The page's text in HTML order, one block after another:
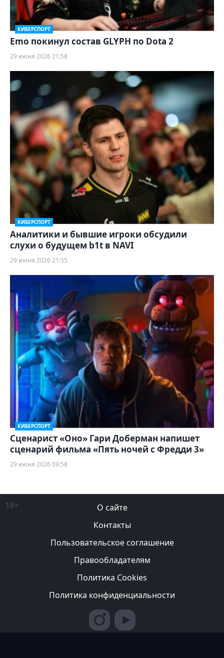
КИБЕРСПОРТ
Emo покинул состав GLYPH по Dota 2
29 июня 2026 21:58
КИБЕРСПОРТ
Аналитики и бывшие игроки обсудили
слухи о будущем b1t в NAVI
29 июня 2026 21:55
КИБЕРСПОРТ
Сценарист «Оно» Гари Доберман напишет
сценарий фильма «Пять ночей с Фредди 3»
29 июня 2026 09:58
18+
О сайте
Контакты
Пользовательское соглашение
Правообладателям
Политика Cookies
Политика конфиденциальности